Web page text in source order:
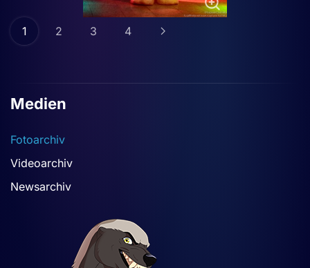
1 2 3 4
Medien
Fotoarchiv
Videoarchiv
Newsarchiv